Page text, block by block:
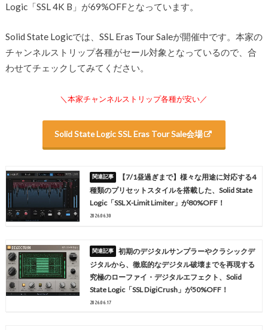
Logic「SSL 4K B」が69%OFFとなっています。
Solid State Logicでは、 SSL Eras Tour Saleが開催中です。本家の
チャンネルストリップ各種がセール対象となっているので、合
わせてチェックしてみてください。
＼本家チャンネルストリップ各種が安い／
Solid State LogicSSL Eras Tour Sale会場
【7/1昼過ぎまで】様々な用途に対応する4
種類のプリセットスタイルを搭載した、Solid State
Logic「SSL X-Limit Limiter」が80%OFF！
2026.06.30
初期のデジタルサンプラーやクラシックデ
ジタルから、徹底的なデジタル破壊までを再現する
究極のローファイ・デジタルエフェクト、Solid
State Logic「SSL DigiCrush」が50%OFF！
2026.06.17